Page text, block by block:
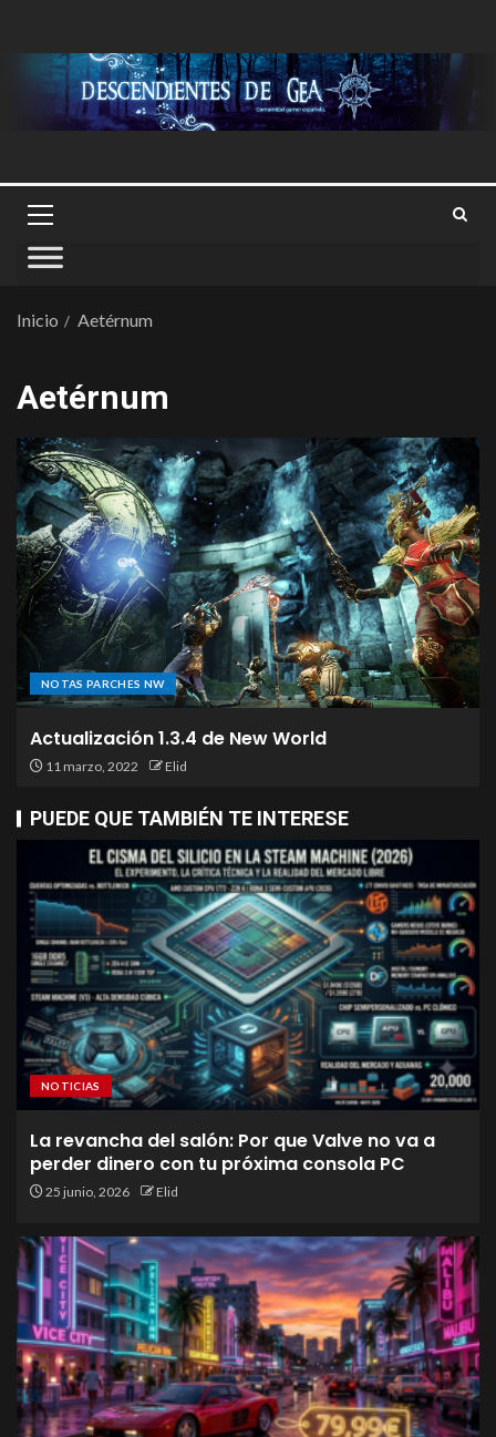
Inicio Aetérnum
Aetérnum
NOTAS PARCHES NW
Actualización 1.3.4 de New World
11 marzo, 2022 Elid
PUEDE QUE TAMBIÉN TE INTERESE
NOTICIAS
La revancha del salón: Por que Valve no va a
perder dinero con tu próxima consola PC
25 junio, 2026 Elid